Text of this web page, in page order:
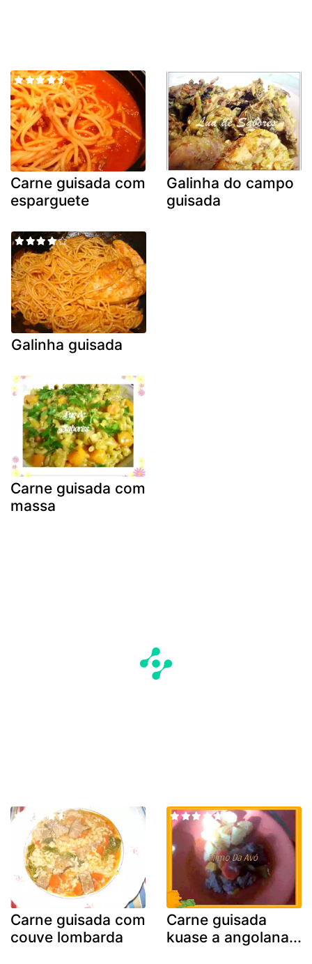
Carne guisada com
esparguete
Galinha do campo
guisada
Galinha guisada
Carne guisada com
massa
Carne guisada com
couve lombarda
Carne guisada
kuase a angolana...